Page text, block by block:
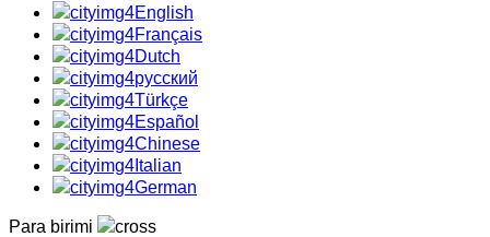
English
Français
Dutch
русский
Türkçe
Español
Chinese
Italian
German
Para birimi